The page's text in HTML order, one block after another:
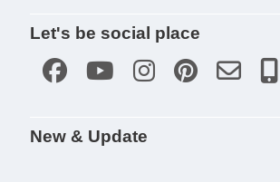
Let's be social place
New & Update